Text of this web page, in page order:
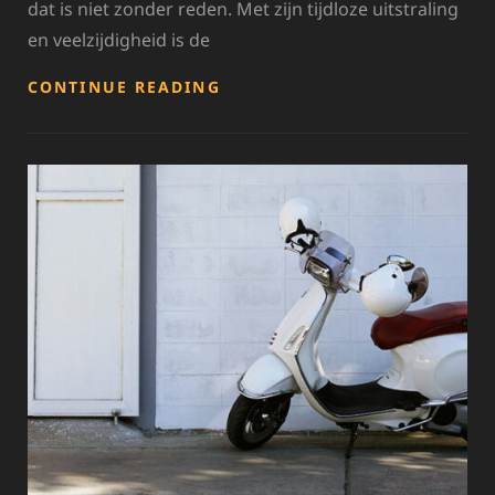
dat is niet zonder reden. Met zijn tijdloze uitstraling
en veelzijdigheid is de
CONTINUE READING
SCOOTER